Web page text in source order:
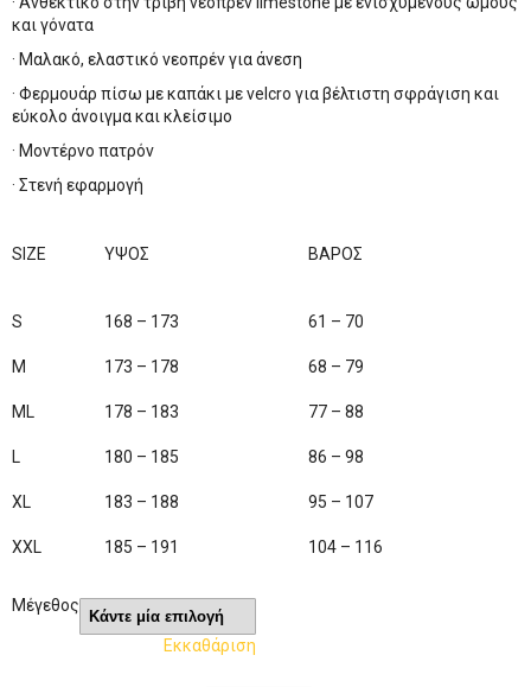
και γόνατα
· Μαλακό, ελαστικό νεοπρέν για άνεση
· Φερμουάρ πίσω με καπάκι με velcro για βέλτιστη σφράγιση και
εύκολο άνοιγμα και κλείσιμο
· Μοντέρνο πατρόν
· Στενή εφαρμογή
SIZE ΥΨΟΣ ΒΑΡΟΣ
S 168 – 173 61 – 70
M 173 – 178 68 – 79
ML 178 – 183 77 – 88
L 180 – 185 86 – 98
XL 183 – 188 95 – 107
XXL 185 – 191 104 – 116
Μέγεθος
Εκκαθάριση